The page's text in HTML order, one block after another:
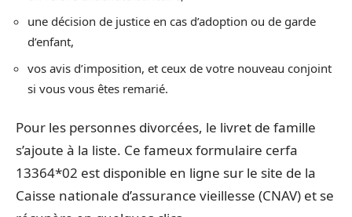
une décision de justice en cas d’adoption ou de garde
d’enfant,
vos avis d’imposition, et ceux de votre nouveau conjoint
si vous vous êtes remarié.
Pour les personnes divorcées, le livret de famille
s’ajoute à la liste. Ce fameux formulaire cerfa
13364*02 est disponible en ligne sur le site de la
Caisse nationale d’assurance vieillesse (CNAV) et se